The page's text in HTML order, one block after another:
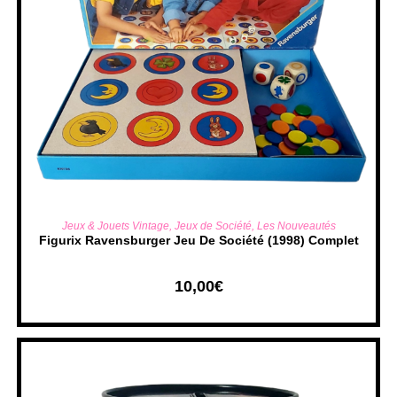
AJOUTER AU PANIER
Jeux & Jouets Vintage, Jeux de Société, Les Nouveautés
Figurix Ravensburger Jeu De Société (1998) Complet
10,00€